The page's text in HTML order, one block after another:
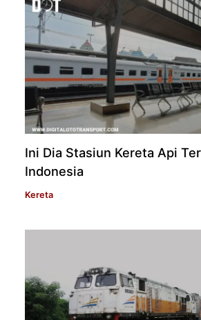
Ini Dia Stasiun Kereta Api
Indonesia
Kereta